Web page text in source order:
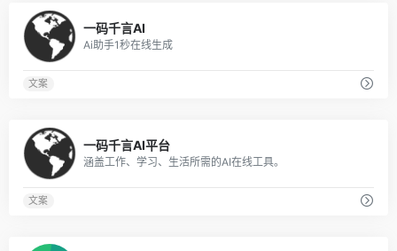
一码千言AI
Ai助手1秒在线生成
文案
一码千言AI平台
涵盖工作、学习、生活所需的AI在线工具。
文案